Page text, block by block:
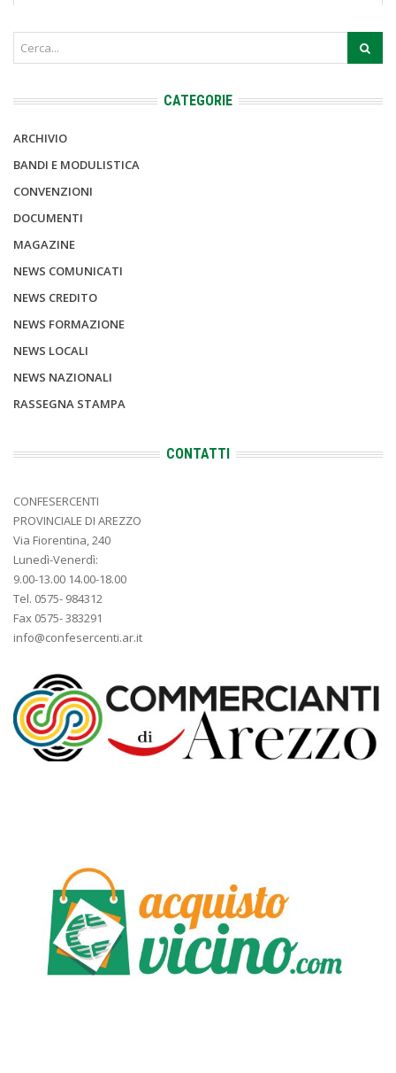
CATEGORIE
ARCHIVIO
BANDI E MODULISTICA
CONVENZIONI
DOCUMENTI
MAGAZINE
NEWS COMUNICATI
NEWS CREDITO
NEWS FORMAZIONE
NEWS LOCALI
NEWS NAZIONALI
RASSEGNA STAMPA
CONTATTI
CONFESERCENTI
PROVINCIALE DI AREZZO
Via Fiorentina, 240
Lunedì-Venerdì:
9.00-13.00 14.00-18.00
Tel. 0575- 984312
Fax 0575- 383291
info@confesercenti.ar.it